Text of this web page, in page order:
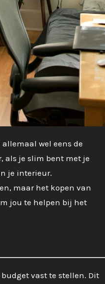
wel eens de
als je slim bent met je
je interieur.
maar het kopen van
jou te helpen bij het
vast te stellen. Dit